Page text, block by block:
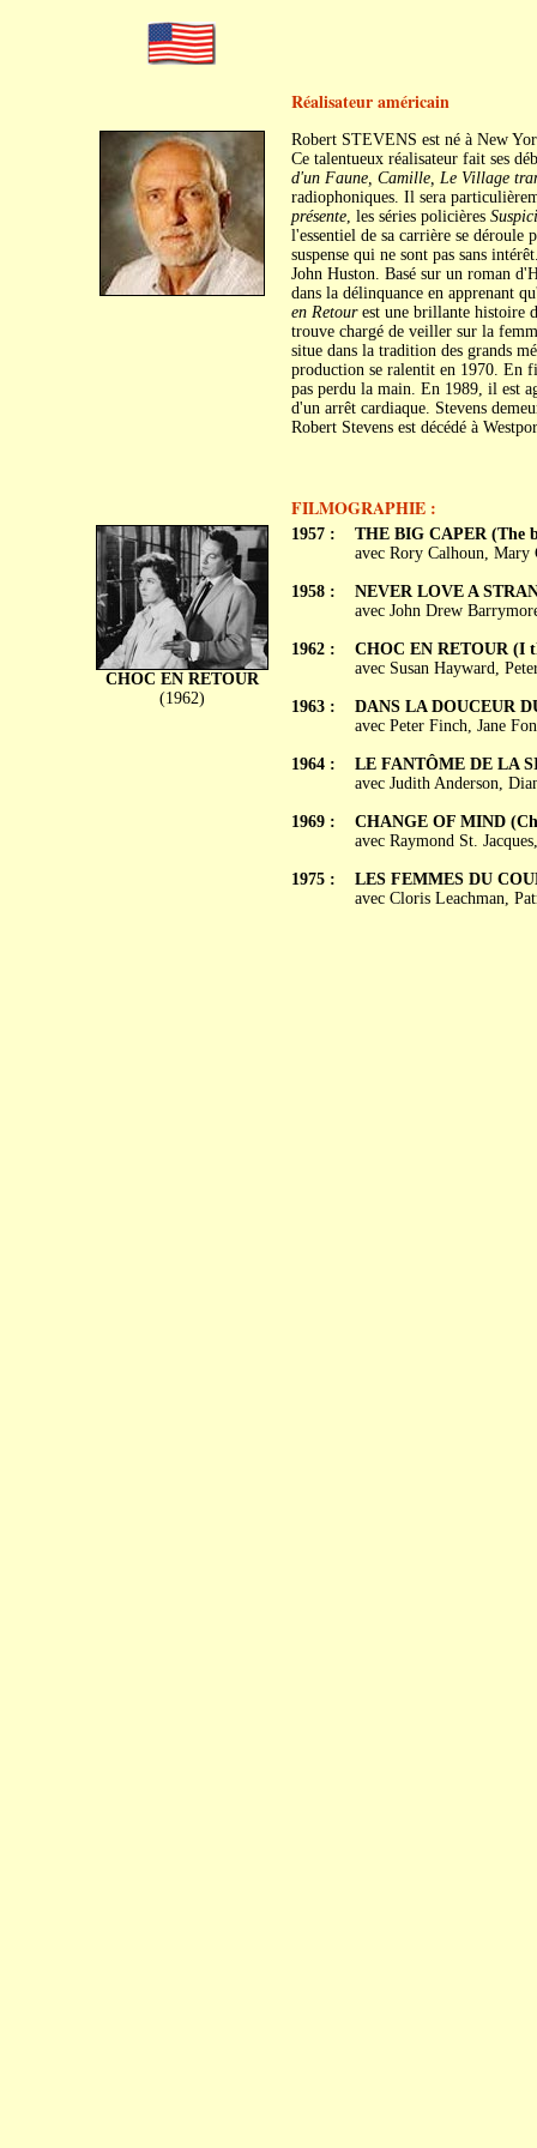
Réalisateur américain
Robert STEVENS est né à New
Ce talentueux réalisateur fait ses
d'un Faune, Camille, Le Village
radiophoniques. Il sera
présente, les séries policières
l'essentiel de sa carrière se
suspense qui ne sont pas sans
John Huston. Basé sur un roman
dans la délinquance en apprenant
en Retourest une brillante histoire
trouve chargé de veiller sur la
situe dans la tradition des grands
production se ralentit en 1970. En
pas perdu la main. En 1989, il est
d'un arrêt cardiaque. Stevens
Robert Stevens est décédé à
FILMOGRAPHIE :
CHOC EN RETOUR
(1962)
1957 :
1958 :
1962 :
1963 :
1964 :
1969 :
1975 :
THE BIG CAPER (The
avec Rory Calhoun, Mary
NEVER LOVE A
avec John Drew
CHOC EN RETOUR (I
avec Susan Hayward,
DANS LA DOUCEUR
avec Peter Finch, Jane
LE FANTÔME DE LA
avec Judith Anderson,
CHANGE OF MIND
avec Raymond St.
LES FEMMES DU
avec Cloris Leachman,